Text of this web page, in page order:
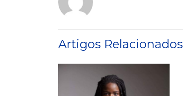
Artigos Relacionados